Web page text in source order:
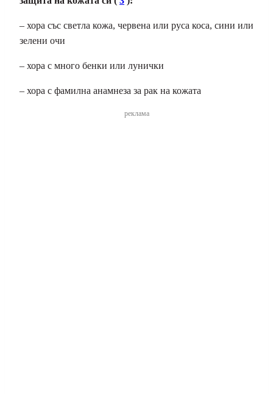
– хора със светла кожа, червена или руса коса, сини или
зелени очи
– хора с много бенки или лунички
– хора с фамилна анамнеза за рак на кожата
реклама